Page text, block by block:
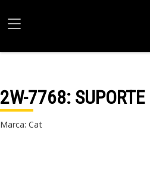
2W-7768: SUPORTE
Marca: Cat